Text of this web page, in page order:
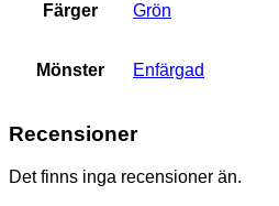
Färger Grön
Mönster Enfärgad
Recensioner
Det finns inga recensioner än.